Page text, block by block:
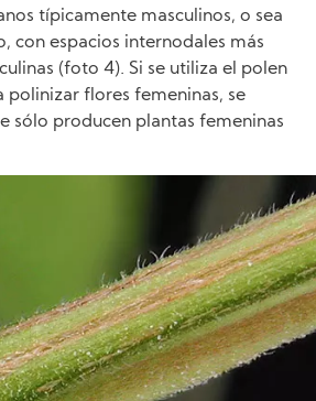
típicamente masculinos, o sea
con espacios internodales más
(foto 4). Si se utiliza el polen
polinizar flores femeninas, se
sólo producen plantas femeninas